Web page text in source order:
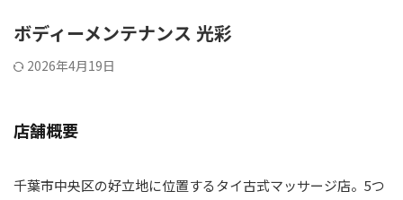
ボディーメンテナンス 光彩
2026年4月19日
店舗概要
千葉市中央区の好立地に位置するタイ古式マッサージ店。5つ